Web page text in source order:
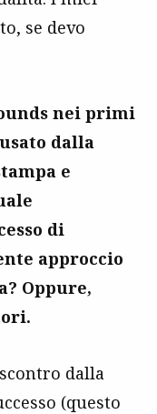
se devo
nei primi
dalla
e
di
approccio
Oppure,
dalla
(questo